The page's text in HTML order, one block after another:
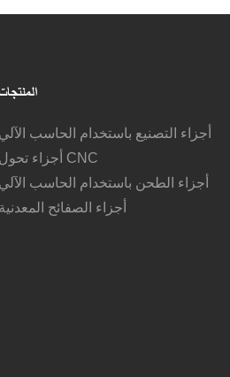
أجزاء التصنيع باستخدام الحاسب الآلي
أجزاء تحول CNC
أجزاء الطحن باستخدام الحاسب الآلي
أجزاء الصفائح المعدنية